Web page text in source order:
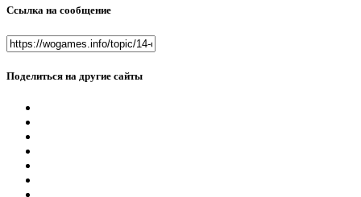
Ссылка на сообщение
Поделиться на другие сайты